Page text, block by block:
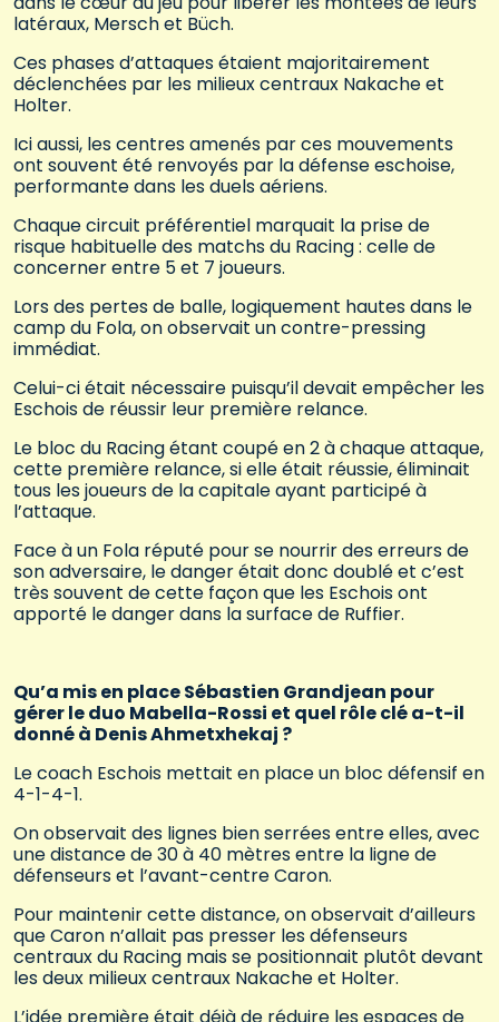
latéraux, Mersch et Büch.
Ces phases d’attaques étaient majoritairement
déclenchées par les milieux centraux Nakache et
Holter.
Ici aussi, les centres amenés par ces mouvements
ont souvent été renvoyés par la défense eschoise,
performante dans les duels aériens.
Chaque circuit préférentiel marquait la prise de
risque habituelle des matchs du Racing : celle de
concerner entre 5 et 7 joueurs.
Lors des pertes de balle, logiquement hautes dans le
camp du Fola, on observait un contre-pressing
immédiat.
Celui-ci était nécessaire puisqu’il devait empêcher les
Eschois de réussir leur première relance.
Le bloc du Racing étant coupé en 2 à chaque attaque,
cette première relance, si elle était réussie, éliminait
tous les joueurs de la capitale ayant participé à
l’attaque.
Face à un Fola réputé pour se nourrir des erreurs de
son adversaire, le danger était donc doublé et c’est
très souvent de cette façon que les Eschois ont
apporté le danger dans la surface de Ruffier.
Qu’a mis en place Sébastien Grandjean pour
gérer le duo Mabella-Rossi et quel rôle clé a-t-il
donné à Denis Ahmetxhekaj ?
Le coach Eschois mettait en place un bloc défensif en
4-1-4-1.
On observait des lignes bien serrées entre elles, avec
une distance de 30 à 40 mètres entre la ligne de
défenseurs et l’avant-centre Caron.
Pour maintenir cette distance, on observait d’ailleurs
que Caron n’allait pas presser les défenseurs
centraux du Racing mais se positionnait plutôt devant
les deux milieux centraux Nakache et Holter.
L’idée première était déjà de réduire les espaces de